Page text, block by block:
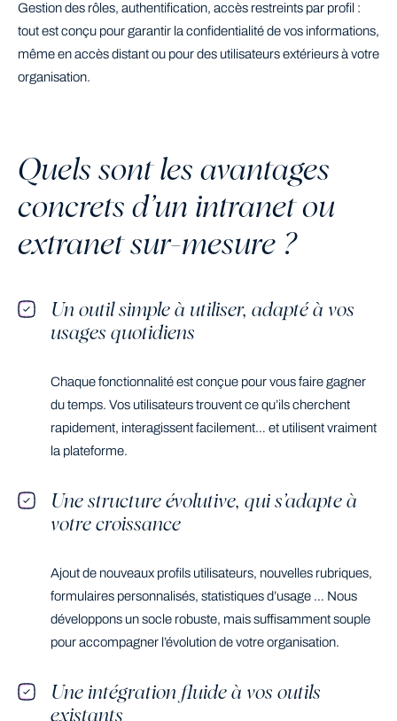
Gestion des rôles, authentification, accès restreints par profil :
tout est conçu pour garantir la confidentialité de vos informations,
même en accès distant ou pour des utilisateurs extérieurs à votre
organisation.
Quels sont les avantages
concrets d’un intranet ou
extranet sur-mesure ?
Un outil simple à utiliser, adapté à vos
usages quotidiens
Chaque fonctionnalité est conçue pour vous faire gagner
du temps. Vos utilisateurs trouvent ce qu’ils cherchent
rapidement, interagissent facilement… et utilisent vraiment
la plateforme.
Une structure évolutive, qui s’adapte à
votre croissance
Ajout de nouveaux profils utilisateurs, nouvelles rubriques,
formulaires personnalisés, statistiques d’usage … Nous
développons un socle robuste, mais suffisamment souple
pour accompagner l’évolution de votre organisation.
Une intégration fluide à vos outils
existants